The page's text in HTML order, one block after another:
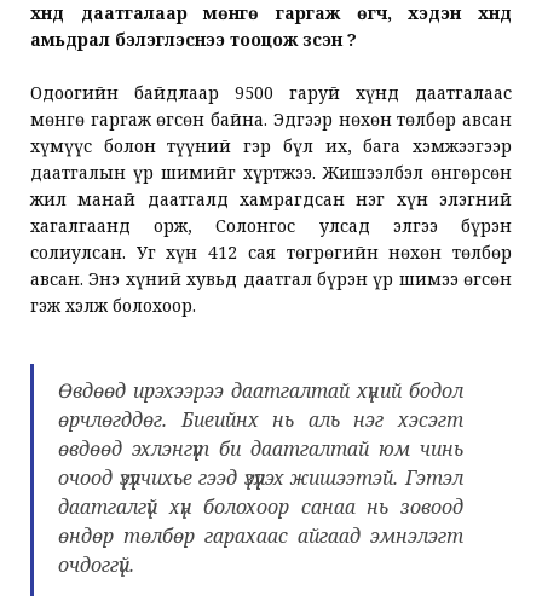
хүнд даатгалаар мөнгө гаргаж өгч, хэдэн хүнд
амьдрал бэлэглэснээ тооцож үзсэн үү?
Одоогийн байдлаар 9500 гаруй хүнд даатгалаас
мөнгө гаргаж өгсөн байна. Эдгээр нөхөн төлбөр авсан
хүмүүс болон түүний гэр бүл их, бага хэмжээгээр
даатгалын үр шимийг хүртжээ. Жишээлбэл өнгөрсөн
жил манай даатгалд хамрагдсан нэг хүн элэгний
хагалгаанд орж, Солонгос улсад элгээ бүрэн
солиулсан. Уг хүн 412 сая төгрөгийн нөхөн төлбөр
авсан. Энэ хүний хувьд даатгал бүрэн үр шимээ өгсөн
гэж хэлж болохоор.
Өвдөөд ирэхээрээ даатгалтай хүний бодол
өрчлөгддөг. Биеийнх нь аль нэг хэсэгт
өвдөөд эхлэнгүүт би даатгалтай юм чинь
очоод үзүүлчихье гээд үзүүлэх жишээтэй. Гэтэл
даатгалгүй хүн болохоор санаа нь зовоод
өндөр төлбөр гарахаас айгаад эмнэлэгт
очдоггүй.